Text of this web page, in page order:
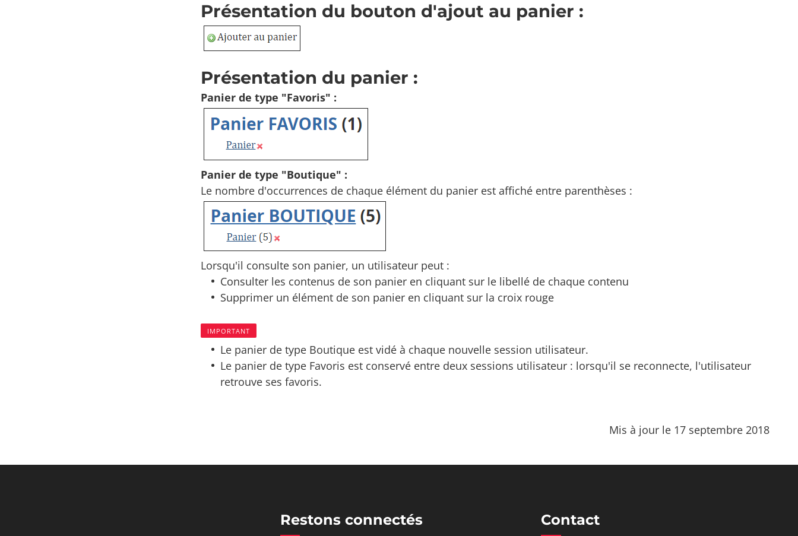
Présentation du bouton d'ajout au panier :
Présentation du panier :
Panier de type "Favoris" :
Panier de type "Boutique" :
Le nombre d'occurrences de chaque élément du panier est affiché entre parenthèses :
Lorsqu'il consulte son panier, un utilisateur peut :
Consulter les contenus de son panier en cliquant sur le libellé de chaque contenu
Supprimer un élément de son panier en cliquant sur la croix rouge
IMPORTANT
Le panier de type Boutique est vidé à chaque nouvelle session utilisateur.
Le panier de type Favoris est conservé entre deux sessions utilisateur : lorsqu'il se reconnecte, l'utilisateur
retrouve ses favoris.
Mis à jour le 17 septembre 2018
Restons connectés Contact